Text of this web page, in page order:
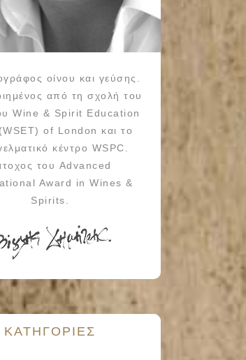
οίνου και γεύσης.
από τη σχολή του
Wine & Spirit Education
of London και το
κέντρο WSPC.
του Advanced
Award in Wines &
Spirits.
KΑΤΗΓΟΡΙΕΣ